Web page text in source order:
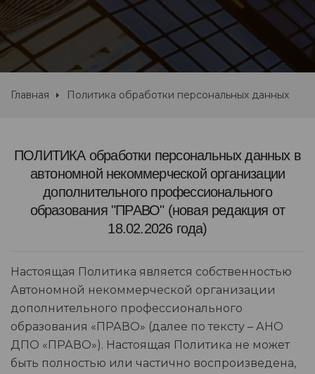
Главная Политика обработки персональных данных
ПОЛИТИКА обработки персональных данных в
автономной некоммерческой организации
дополнительного профессионального
образования "ПРАВО" (новая редакция от
18.02.2026 года)
Настоящая Политика является собственностью
Автономной некоммерческой организации
дополнительного профессионального
образования «ПРАВО» (далее по тексту – АНО
ДПО «ПРАВО»). Настоящая Политика не может
быть полностью или частично воспроизведена,